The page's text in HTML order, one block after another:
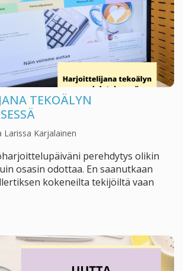
TEKOÄLYN
Larissa Karjalainen
perehdytys olikin
osasin odottaa. En saanutkaan
kokeneilta tekijöiltä vaan